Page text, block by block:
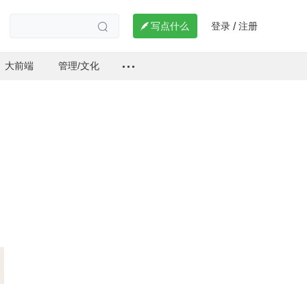
  写点什么 登录 / 注册
大前端 管理/文化